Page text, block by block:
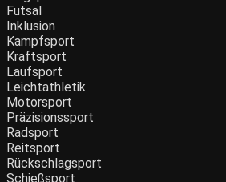
Futsal
Inklusion
Kampfsport
Kraftsport
Laufsport
Leichtathletik
Motorsport
Präzisionssport
Radsport
Reitsport
Rückschlagsport
Schießsport